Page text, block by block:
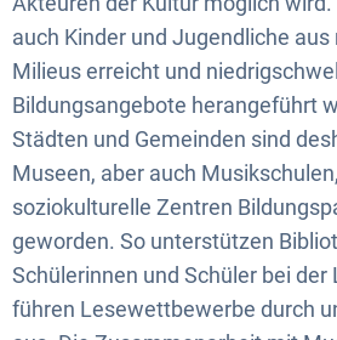
auch Kinder und Jugendliche
Milieus erreicht und
Bildungsangebote herangeführt
Städten und Gemeinden sind
Museen, aber auch
soziokulturelle Zentren
geworden. So unterstützen
Schülerinnen und Schüler bei
führen Lesewettbewerbe durch